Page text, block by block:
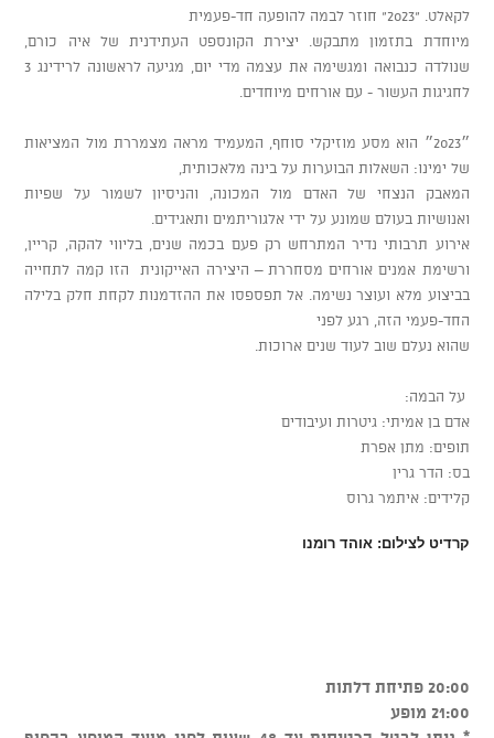
לקאלט. "2023" חוזר לבמה להופעה חד-פעמית
מיוחדת בתזמון מתבקש. יצירת הקונספט העתידנית של איה כורם,
שנולדה כנבואה ומגשימה את עצמה מדי יום, מגיעה לראשונה לרידינג 3
לחגיגות העשור - עם אורחים מיוחדים.
״2023״ הוא מסע מוזיקלי סוחף, המעמיד מראה מצמררת מול המציאות
של ימינו: השאלות הבוערות על בינה מלאכותית,
המאבק הנצחי של האדם מול המכונה, והניסיון לשמור על שפיות
ואנושיות בעולם שמונע על ידי אלגוריתמים ותאגידים.
אירוע תרבותי נדיר המתרחש רק פעם בכמה שנים, בליווי להקה, קריין,
ורשימת אמנים אורחים מסחררת – היצירה האייקונית הזו קמה לתחייה
בביצוע מלא ועוצר נשימה. אל תפספסו את ההזדמנות לקחת חלק בלילה
החד-פעמי הזה, רגע לפני
שהוא נעלם שוב לעוד שנים ארוכות.
על הבמה:
אדם בן אמיתי: גיטרות ועיבודים
תופים: מתן אפרת
בס: הדר גרין
קלידים: איתמר גרוס
קרדיט לצילום: אוהד רומנו
20:00 פתיחת דלתות
21:00 מופע